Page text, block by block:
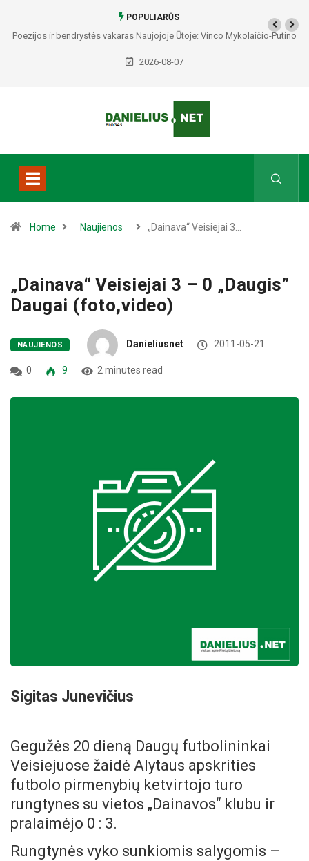
POPULIARŪS
Poezijos ir bendrystės vakaras Naujojoje Ūtoje: Vinco Mykolaičio-Putino
tėviškėje skambės eilės, dainos ir arbatos puodelių šiluma
2026-08-07
Home Naujienos „Dainava“ Veisiejai 3…
„Dainava“ Veisiejai 3 – 0 „Daugis”
Daugai (foto,video)
NAUJIENOS Danieliusnet 2011-05-21
0 9 2 minutes read
Sigitas Junevičius
Gegužės 20 dieną Daugų futbolininkai
Veisiejuose žaidė Alytaus apskrities
futbolo pirmenybių ketvirtojo turo
rungtynes su vietos „Dainavos“ klubu ir
pralaimėjo 0 : 3.
Rungtynės vyko sunkiomis salygomis –